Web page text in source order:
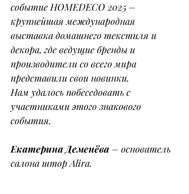
событие HOMEDECO 2025 –
крупнейшая международная
выставка домашнего текстиля и
декора, где ведущие бренды и
производители со всего мира
представили свои новинки.
Нам удалось побеседовать с
участниками этого знакового
события.
Екатерина Деменёва – основатель
салона штор Alira.